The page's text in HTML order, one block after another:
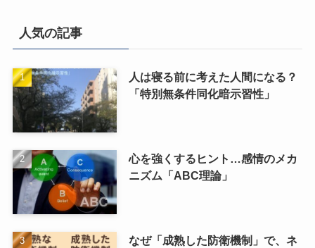
人気の記事
人は寝る前に考えた人間になる？
「特別無条件同化暗示習性」
心を強くするヒント…感情のメカ
ニズム「ABC理論」
なぜ「成熟した防衛機制」で、ネ